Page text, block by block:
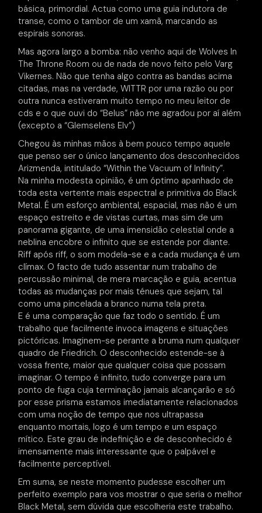
básica, primordial. Actua como uma guia indutora de
transe, como o tambor de um xamã, marcando as
espirais sonoras.
Mas agora largo a bomba: não venho aqui de Wolves In
The Throne Room ou de nada de novo feito pelo Varg
Vikernes. Não que tenha algo contra as bandas acima
citadas, mas na verdade, WITTR por uma razão ou por
outra nunca estiveram muito tempo no meu leitor de
cds e o que ouvi do “Belus” não me agradou por aí além
(excepto a “Glemselens Elv”)
Chegou às minhas mãos à bem pouco tempo aquele
que penso ser o único lançamento dos desconhecidos
Arizmenda, intitulado “Within the Vacuum of Infinity”.
Na minha modesta opinião, é um óptimo apanhado de
toda esta vertente mais espectral e primitiva do Black
Metal. É um esforço ambiental, espacial, mas não é um
espaço estreito e de vistas curtas, mas sim de um
panorama gigante, de uma imensidão celestial onde a
neblina encobre o infinito que se estende por diante.
Riff após riff, o som modela-se e a cada mudança é um
clímax. O facto de tudo assentar num trabalho de
percussão minimal, de mera marcação e guia, acentua
todas as mudanças por mais ténues que sejam, tal
como uma pincelada a branco numa tela preta.
E é uma comparação que faz todo o sentido. É um
trabalho que facilmente invoca imagens e situações
pictóricas. Imaginem-se perante a bruma num qualquer
quadro de Friedrich. O desconhecido estende-se à
vossa frente, maior que qualquer coisa que possam
imaginar. O tempo é infinito, tudo converge para um
ponto de fuga cuja terminação jamais alcançarão e só
por esse prisma estamos imediatamente relacionados
com uma noção de tempo que nos ultrapassa
enquanto mortais, logo é um tempo e um espaço
mítico. Este grau de indefinição e de desconhecido é
imensamente mais interessante que o palpável e
facilmente perceptível.
Em suma, se neste momento pudesse escolher um
perfeito exemplo para vos mostrar o que seria o melhor
Black Metal, sem dúvida que escolheria este trabalho.